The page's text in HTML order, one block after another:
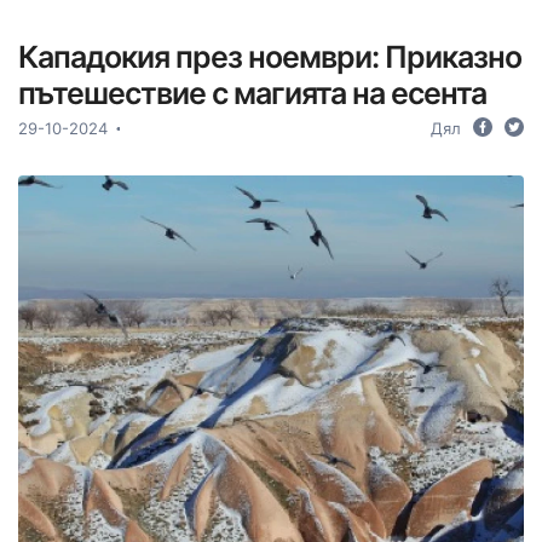
Кападокия през ноември: Приказно
пътешествие с магията на есента
29-10-2024 Дял